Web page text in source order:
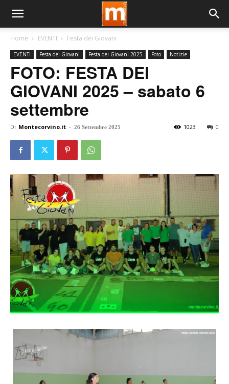
Home EVENTI Festa dei Giovani
EVENTI Festa dei Giovani Festa dei Giovani 2025 Foto Notizie
FOTO: FESTA DEI
GIOVANI 2025 – sabato 6
settembre
Di Montecorvino.it - 26 Settembre 2025 0
1023